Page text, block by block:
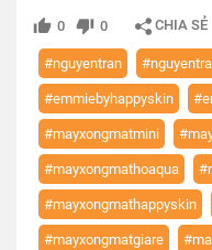
0 0 CHIA SẺ
#nguyentran
#emmiebyhappyskin
#mayxongmatmini
#mayxongmathoaqua
#mayxongmathappyskin
#mayxongmatgiare